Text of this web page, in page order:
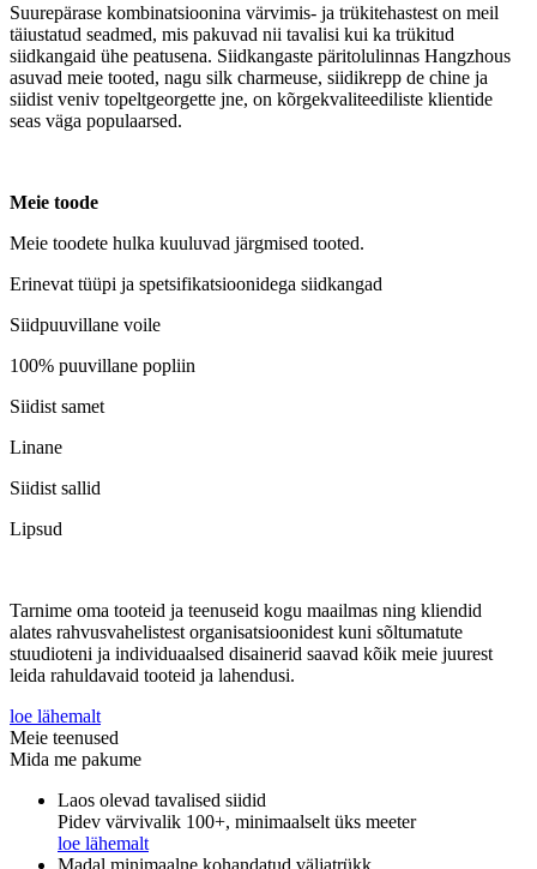
Suurepärase kombinatsioonina värvimis- ja trükitehastest on meil
täiustatud seadmed, mis pakuvad nii tavalisi kui ka trükitud
siidkangaid ühe peatusena. Siidkangaste päritolulinnas Hangzhous
asuvad meie tooted, nagu silk charmeuse, siidikrepp de chine ja
siidist veniv topeltgeorgette jne, on kõrgekvaliteediliste klientide
seas väga populaarsed.
Meie toode
Meie toodete hulka kuuluvad järgmised tooted.
Erinevat tüüpi ja spetsifikatsioonidega siidkangad
Siidpuuvillane voile
100% puuvillane popliin
Siidist samet
Linane
Siidist sallid
Lipsud
Tarnime oma tooteid ja teenuseid kogu maailmas ning kliendid
alates rahvusvahelistest organisatsioonidest kuni sõltumatute
stuudioteni ja individuaalsed disainerid saavad kõik meie juurest
leida rahuldavaid tooteid ja lahendusi.
loe lähemalt
Meie teenused
Mida me pakume
Laos olevad tavalised siidid
Pidev värvivalik 100+, minimaalselt üks meeter
loe lähemalt
Madal minimaalne kohandatud väljatrükk